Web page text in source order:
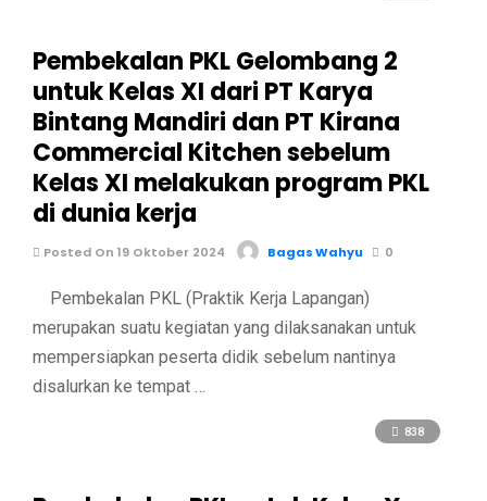
Pembekalan PKL Gelombang 2
untuk Kelas XI dari PT Karya
Bintang Mandiri dan PT Kirana
Commercial Kitchen sebelum
Kelas XI melakukan program PKL
di dunia kerja
Posted On 19 Oktober 2024 Bagas Wahyu 0
Pembekalan PKL (Praktik Kerja Lapangan)
merupakan suatu kegiatan yang dilaksanakan untuk
mempersiapkan peserta didik sebelum nantinya
disalurkan ke tempat …
838